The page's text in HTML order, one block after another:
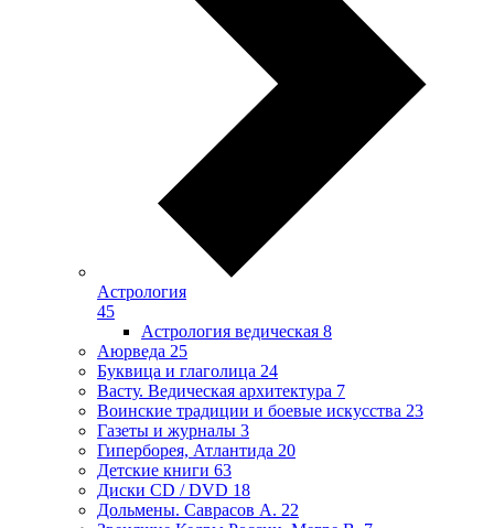
Астрология
45
Астрология ведическая 8
Аюрведа 25
Буквица и глаголица 24
Васту. Ведическая архитектура 7
Воинские традиции и боевые искусства 23
Газеты и журналы 3
Гиперборея, Атлантида 20
Детские книги 63
Диски CD / DVD 18
Дольмены. Саврасов А. 22